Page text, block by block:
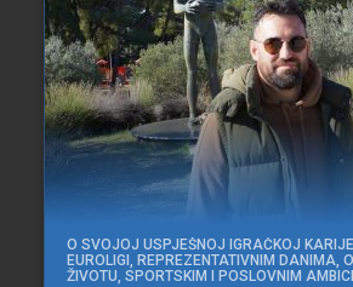
O SVOJOJ USPJEŠNOJ IGRAČKOJ
EUROLIGI, REPREZENTATIVNIM DANIMA,
ŽIVOTU, SPORTSKIM I POSLOVNIM